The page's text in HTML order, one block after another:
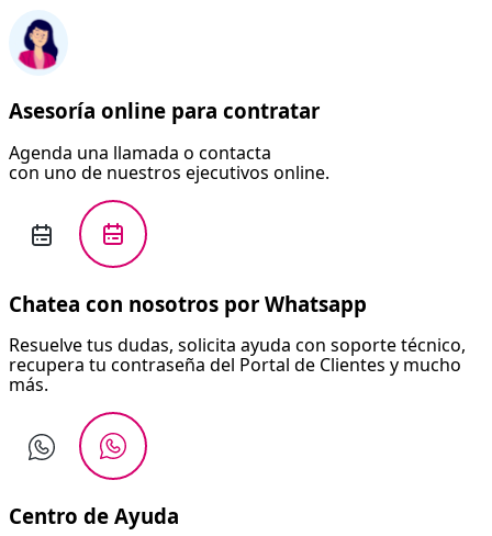
Asesoría online para contratar
Agenda una llamada o contacta
con uno de nuestros ejecutivos online.
Chatea con nosotros por Whatsapp
Resuelve tus dudas, solicita ayuda con soporte técnico,
recupera tu contraseña del Portal de Clientes y mucho
más.
Centro de Ayuda